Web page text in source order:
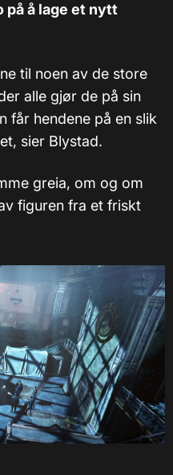
å lage et nytt
til noen av de store
alle gjør de på sin
får hendene på en slik
sier Blystad.
greia, om og om
figuren fra et friskt